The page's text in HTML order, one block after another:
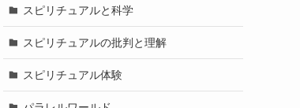
スピリチュアルと科学
スピリチュアルの批判と理解
スピリチュアル体験